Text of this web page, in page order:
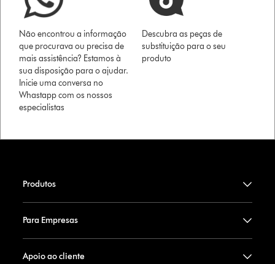
Não encontrou a informação
que procurava ou precisa de
mais assistência? Estamos à
sua disposição para o ajudar.
Inicie uma conversa no
Whastapp com os nossos
especialistas
Descubra as peças de
substituição para o seu
produto
Produtos
Para Empresas
Apoio ao cliente